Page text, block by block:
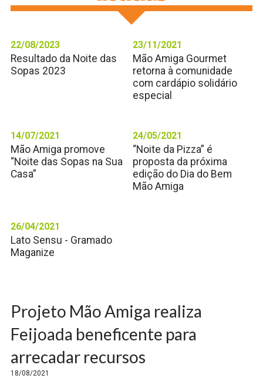
22/08/2023
Resultado da Noite das
Sopas 2023
23/11/2021
Mão Amiga Gourmet
retorna à comunidade
com cardápio solidário
especial
14/07/2021
Mão Amiga promove
“Noite das Sopas na Sua
Casa”
24/05/2021
“Noite da Pizza” é
proposta da próxima
edição do Dia do Bem
Mão Amiga
26/04/2021
Lato Sensu - Gramado
Maganize
Projeto Mão Amiga realiza
Feijoada beneficente para
arrecadar recursos
18/08/2021